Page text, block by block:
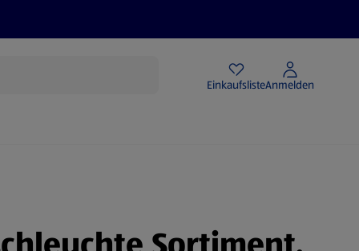
EinkaufslisteAnmelden